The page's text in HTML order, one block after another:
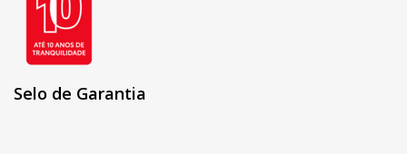
Selo de Garantia